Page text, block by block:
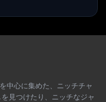
中心に集めた、ニッチチャ
見つけたり、ニッチなジャ